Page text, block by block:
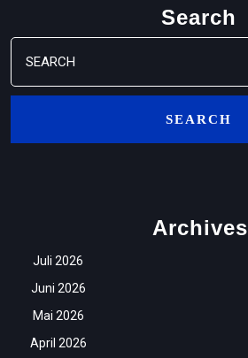
Search
Search
for:
Archives
Juli 2026
Juni 2026
Mai 2026
April 2026